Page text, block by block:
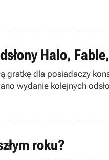
Halo,
gratkę dla posiadaczy
wydanie kolejnych
roku?